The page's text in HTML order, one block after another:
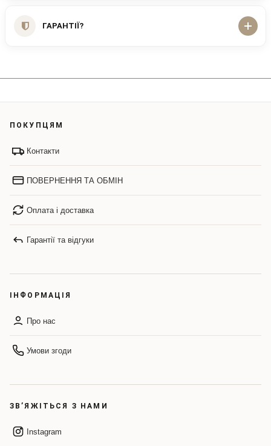
ГАРАНТІЇ?
ПОКУПЦЯМ
Контакти
ПОВЕРНЕННЯ ТА ОБМІН
Оплата і доставка
Гарантії та відгуки
ІНФОРМАЦІЯ
Про нас
Умови згоди
ЗВ’ЯЖІТЬСЯ З НАМИ
Instagram